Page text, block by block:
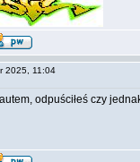
2025, 11:04
odpuściłeś czy